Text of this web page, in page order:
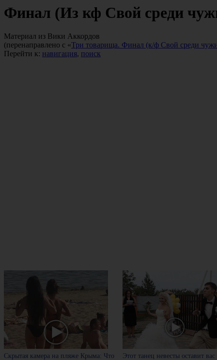
Финал (Из кф Свой среди
Материал из Вики Аккордов
(перенаправлено с «Три товарища. Финал (к/ф Свой среди
Перейти к: навигация, поиск
Скрытая камера на пляже Крыма: Что
Этот танец невесты оставит вас